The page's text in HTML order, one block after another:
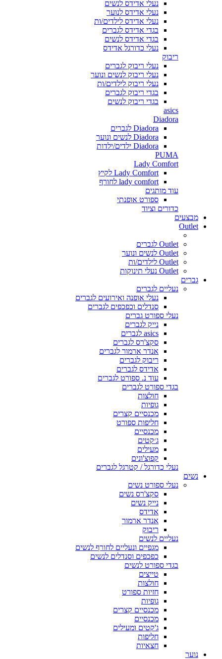
נעלי אדידס לנשים
נעלי אדידס לנוער
נעלי אדידס לילדים/ות
בגדי אדידס לגברים
בגדי אדידס לנשים
נעלי כדורגל אדידס
ריבוק
נעלי ריבוק לגברים
נעלי ריבוק לנשים ונוער
נעלי ריבוק לילדים/ות
בגדי ריבוק לגברים
בגדי ריבוק לנשים
asics
Diadora
Diadora לגברים
Diadora לנשים ונוער
Diadora ילדים/ילדות
PUMA
Lady Comfort
Lady Comfort לקיץ
lady comfort לחורף
עוד מותגים
ספורט אופנתי
כדורים וציוד
מבצעים
Outlet
Outlet לגברים
Outlet לנשים ונוער
Outlet לילדים/ות
Outlet נעלי תינוקות
גברים
נעליים לגברים
נעלי אופנה ואירועים לגברים
סנדלים וכפכפים לגברים
נעלי ספורט גברים
נייק לגברים
asics לגברים
סקצ'רס לגברים
אנדר ארמור לגברים
ריבוק לגברים
אדידס לגברים
עוד נ. ספורט לגברים
בגדי ספורט לגברים
חולצות
גופיות
מכנסיים קצרים
חליפות ספורט
מכנסיים
ג׳קטים
מעילים
קפוצ'ונים
נעלי כדורגל / קטרגל לגברים
נשים
נעלי ספורט נשים
סקצ'רס נשים
נייק נשים
אדידס
אנדר ארמור
ריבוק
נעליים לנשים
מגפיים ונעליים לחורף לנשים
כפכפים וסנדלים לנשים
בגדי ספורט לנשים
טייצים
חולצות
חזיות ספורט
גופיות
מכנסיים קצרים
מכנסיים
ג'קטים ומעילים
חליפות
חצאיות
נוער